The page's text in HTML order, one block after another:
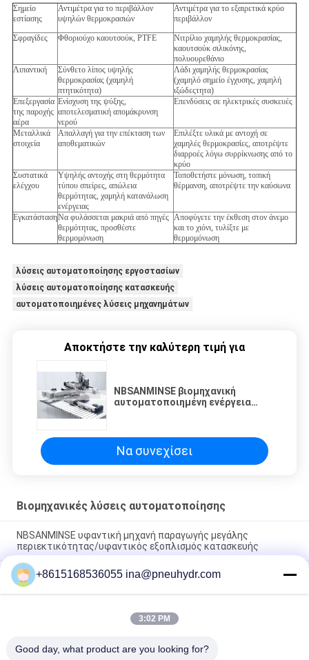
Σημείο
εστίασης
Αντιμέτρα για το περιβάλλον
υψηλών θερμοκρασιών
Αντιμέτρα για το εξαιρετικά κρύο
περιβάλλον
Σφραγίδες
Φθοριούχο καουτσούκ, PTFE
Νιτρίλιο χαμηλής θερμοκρασίας,
καουτσούκ σιλικόνης,
πολυουρεθάνιο
Λιπαντική
Σύνθετο λίπος υψηλής
θερμοκρασίας (χαμηλή
πτητικότητα)
Λάδι χαμηλής θερμοκρασίας
(χαμηλό σημείο έγχυσης, χαμηλή
ιξώδεςτητα)
Επεξεργασία
της παροχής
αέρα
Ενίσχυση της ψύξης,
αποτελεσματική απομάκρυνση
νερού
Επενδύσεις σε ηλεκτρικές συσκευές
Μεταλλικά
στοιχεία
Απαλλαγή για την επέκταση των
αποθεματικών
Επιλέξτε υλικά με αντοχή σε
χαμηλές θερμοκρασίες, αποτρέψτε
διαρροές λόγω συρρίκνωσης από το
κρύο
Συστατικά
ελέγχου
Υψηλής αντοχής στη θερμότητα
τύπου σπείρες, απώλεια
θερμότητας, χαμηλή κατανάλωση
ενέργειας
Τοποθετήστε μόνωση, τοπική
θέρμανση, αποτρέψτε την καύσωνα
ΕγκατάστασηΝα φυλάσσεται μακριά από πηγές
θερμότητας, προσθέστε
θερμομόνωση
Αποφύγετε την έκθεση στον άνεμο
και το χιόνι, τυλίξτε με
θερμομόνωση
λύσεις αυτοματοποίησης εργοστασίων
λύσεις αυτοματοποίησης κατασκευής
αυτοματοποιημένες λύσεις μηχανημάτων
Αποκτήστε την καλύτερη τιμή για
NBSANMINSE βιομηχανική
αυτοματοποιημένη ενέργεια
αυτοεξυπηρετήσεων μηχανών
αποταμίευσης
Να συνεχίσει
Βιομηχανικές λύσεις αυτοματοποίησης
NBSANMINSE υφαντική μηχανή παραγωγής μεγάλης
περιεκτικότητας/υφαντικός εξοπλισμός κατασκευής
NBSANMINSE βιομηχανική αυτόματη φυσώντας μηχανή
μπουκαλιών/μηχανή κατασκευής μπουκαλιών
NBSANMINSE βιομηχανική αυτοματοποιημένη ενέργεια
λύσεων μηχανημάτων υψηλής επίδοσης - εργοστάσιο
+8615168536055 ina@pneuhydr.com
3:02 PM
Good day, what product are you looking for?